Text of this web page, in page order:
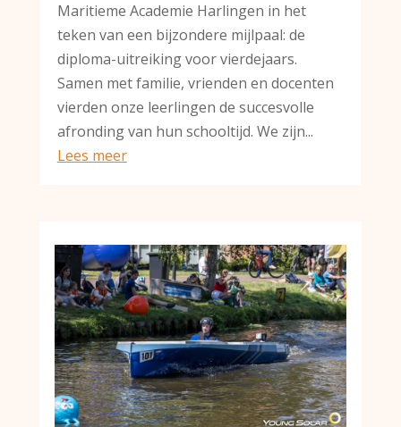
Maritieme Academie Harlingen in het
teken van een bijzondere mijlpaal: de
diploma-uitreiking voor vierdejaars.
Samen met familie, vrienden en docenten
vierden onze leerlingen de succesvolle
afronding van hun schooltijd. We zijn...
Lees meer